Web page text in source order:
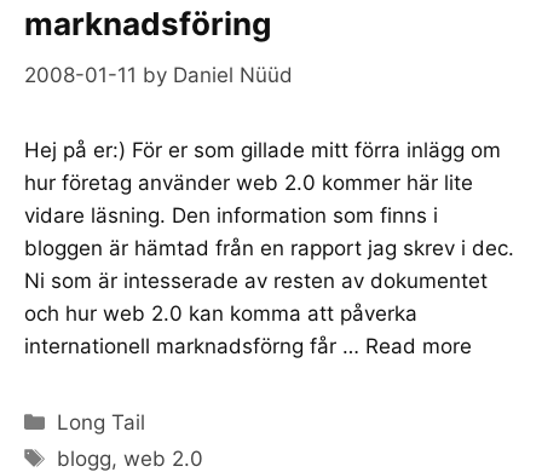
marknadsföring
2008-01-11 by Daniel Nüüd
Hej på er:) För er som gillade mitt förra inlägg om
hur företag använder web 2.0 kommer här lite
vidare läsning. Den information som finns i
bloggen är hämtad från en rapport jag skrev i dec.
Ni som är intesserade av resten av dokumentet
och hur web 2.0 kan komma att påverka
internationell marknadsförng får … Read more
Categories
Long Tail
Tags
blogg,web 2.0